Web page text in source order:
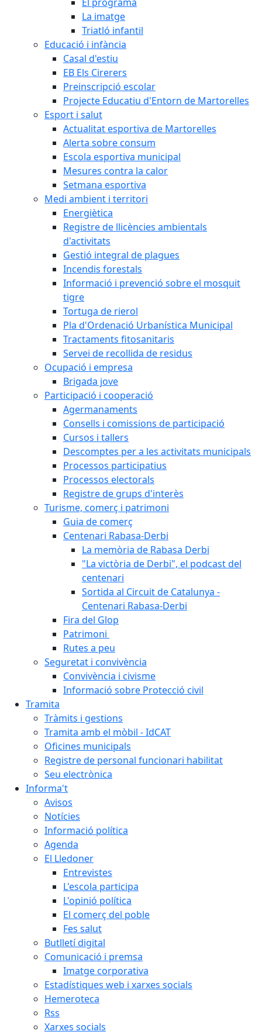
La imatge
Triatló infantil
Educació i infància
Casal d'estiu
EB Els Cirerers
Preinscripció escolar
Projecte Educatiu d'Entorn de Martorelles
Esport i salut
Actualitat esportiva de Martorelles
Alerta sobre consum
Escola esportiva municipal
Mesures contra la calor
Setmana esportiva
Medi ambient i territori
Energiètica
Registre de llicències ambientals
d'activitats
Gestió integral de plagues
Incendis forestals
Informació i prevenció sobre el mosquit
tigre
Tortuga de rierol
Pla d'Ordenació Urbanística Municipal
Tractaments fitosanitaris
Servei de recollida de residus
Ocupació i empresa
Brigada jove
Participació i cooperació
Agermanaments
Consells i comissions de participació
Cursos i tallers
Descomptes per a les activitats municipals
Processos participatius
Processos electorals
Registre de grups d'interès
Turisme, comerç i patrimoni
Guia de comerç
Centenari Rabasa-Derbi
La memòria de Rabasa Derbi
"La victòria de Derbi", el podcast del
centenari
Sortida al Circuit de Catalunya -
Centenari Rabasa-Derbi
Fira del Glop
Patrimoni
Rutes a peu
Seguretat i convivència
Convivència i civisme
Informació sobre Protecció civil
Tramita
Tràmits i gestions
Tramita amb el mòbil - IdCAT
Oficines municipals
Registre de personal funcionari habilitat
Seu electrònica
Informa't
Avisos
Notícies
Informació política
Agenda
El Lledoner
Entrevistes
L'escola participa
L'opinió política
El comerç del poble
Fes salut
Butlletí digital
Comunicació i premsa
Imatge corporativa
Estadístiques web i xarxes socials
Hemeroteca
Rss
Xarxes socials